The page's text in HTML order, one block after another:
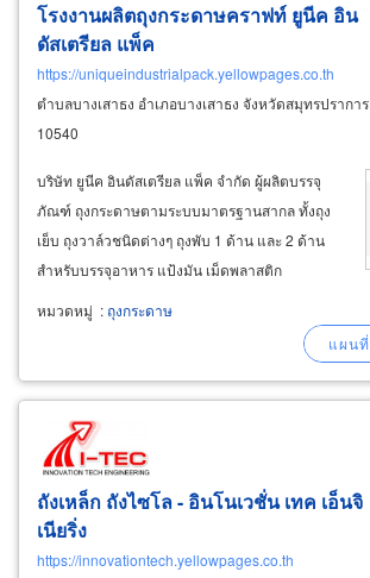
โรงงานผลิตถุงกระดาษคราฟท์ ยูนีค อิน
ดัสเตรียล แพ็ค
https://uniqueindustrialpack.yellowpages.co.th
ตำบลบางเสาธง อำเภอบางเสาธง จังหวัดสมุทรปราการ
10540
บริษัท ยูนีค อินดัสเตรียล แพ็ค จำกัด ผู้ผลิตบรรจุ
ภัณฑ์ ถุงกระดาษตามระบบมาตรฐานสากล ทั้งถุง
เย็บ ถุงวาล์วชนิดต่างๆ ถุงพับ 1 ด้าน และ 2 ด้าน
สำหรับบรรจุอาหาร แป้งมัน เม็ดพลาสติก
เคมีภัณฑ์ต่างๆ ถุงกระดาษพับปะหัวท้าย ถุง
หมวดหมู่ : ถุงกระดาษ
ถังเหล็ก ถังไซโล - อินโนเวชั่น เทค เอ็นจิ
เนียริ่ง
https://innovationtech.yellowpages.co.th